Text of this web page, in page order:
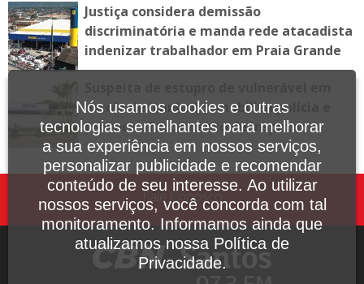
Justiça considera demissão
discriminatória e manda rede atacadista
indenizar trabalhador em Praia Grande
escola de Itanhaém mobiliza polícia e
provoca afastamento de inspetor
Fale Conosco
Nós usamos cookies e outras
tecnologias semelhantes para melhorar
a sua experiência em nossos serviços,
personalizar publicidade e recomendar
conteúdo de seu interesse. Ao utilizar
nossos serviços, você concorda com tal
monitoramento. Informamos ainda que
atualizamos nossa Política de
Privacidade.